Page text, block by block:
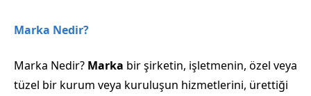
Marka Nedir?
Marka Nedir? Marka bir şirketin, işletmenin, özel veya
tüzel bir kurum veya kuruluşun hizmetlerini, ürettiği